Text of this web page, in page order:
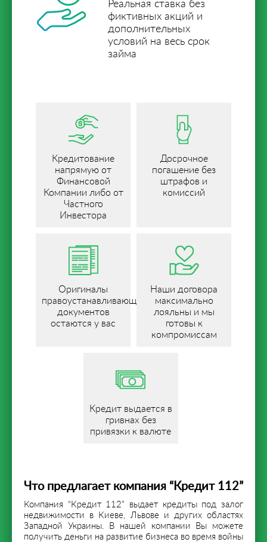
Реальная ставка без
фиктивных акций и
дополнительных
условий на весь срок
займа
Кредитование
напрямую от
Финансовой
Компании либо от
Частного
Инвестора
Досрочное
погашение без
штрафов и
комиссий
Оригиналы
правоустанавливающих
документов
остаются у вас
Наши договора
максимально
лояльны и мы
готовы к
компромиссам
Кредит выдается в
гривнах без
привязки к валюте
Что предлагает компания “Кредит 112”
Компания “Кредит 112” выдает кредиты под залог
недвижимости в Киеве, Львове и других областях
Западной Украины. В нашей компании Вы можете
получить деньги на развитие бизнеса во время войны